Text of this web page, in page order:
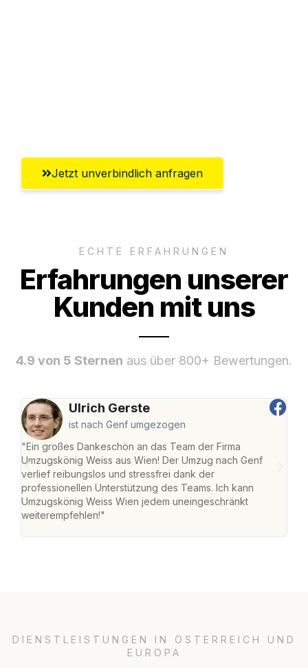
Jetzt unverbindlich anfragen
ECHTE ERFAHRUNGEN
Erfahrungen unserer
Kunden mit uns
4.9 von 5 Sternen aus über 800+ Bewertungen.
Ulrich Gerste
ist nach Genf umgezogen
"Ein großes Dankeschön an das Team der Firma
Umzugskönig Weiss aus Wien! Der Umzug nach Genf
verlief reibungslos und stressfrei dank der
professionellen Unterstützung des Teams. Ich kann
Umzugskönig Weiss Wien jedem uneingeschränkt
weiterempfehlen!"
DIENSTLEISTUNGEN IN ÖSTERREICH UND
EUROPA